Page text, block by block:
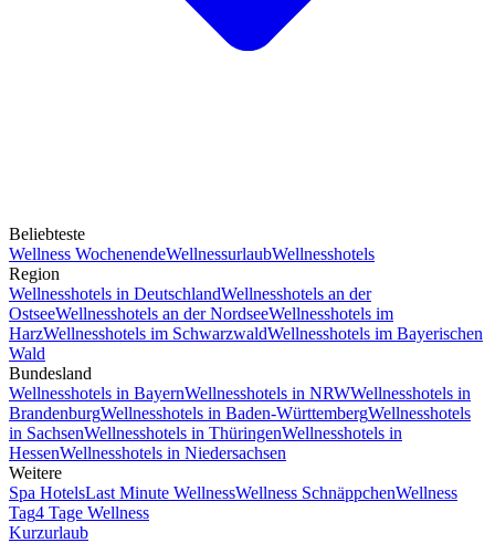
Beliebteste
Wellness WochenendeWellnessurlaubWellnesshotels
Region
Wellnesshotels in DeutschlandWellnesshotels an der
OstseeWellnesshotels an der NordseeWellnesshotels im
HarzWellnesshotels im SchwarzwaldWellnesshotels im Bayerischen
Wald
Bundesland
Wellnesshotels in BayernWellnesshotels in NRWWellnesshotels in
BrandenburgWellnesshotels in Baden-WürttembergWellnesshotels
in SachsenWellnesshotels in ThüringenWellnesshotels in
HessenWellnesshotels in Niedersachsen
Weitere
Spa HotelsLast Minute WellnessWellness SchnäppchenWellness
Tag4 Tage Wellness
Kurzurlaub